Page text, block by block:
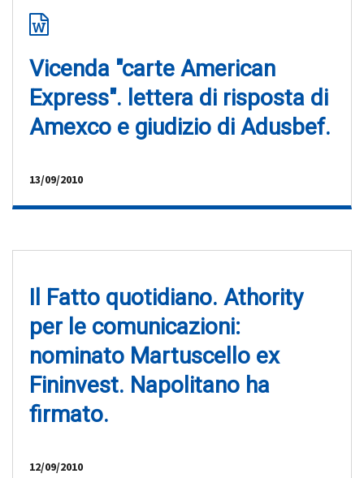
Vicenda "carte American
Express". lettera di risposta di
Amexco e giudizio di Adusbef.
13/09/2010
Il Fatto quotidiano. Athority
per le comunicazioni:
nominato Martuscello ex
Fininvest. Napolitano ha
firmato.
12/09/2010